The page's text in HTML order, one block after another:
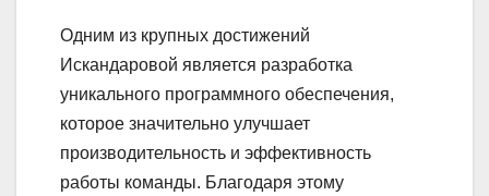
Одним из крупных достижений
Искандаровой является разработка
уникального программного обеспечения,
которое значительно улучшает
производительность и эффективность
работы команды. Благодаря этому